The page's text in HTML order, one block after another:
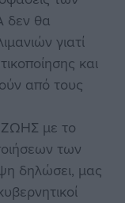
δεν θα
γιατί
και
από τους
με το
των
δηλώσει, μας